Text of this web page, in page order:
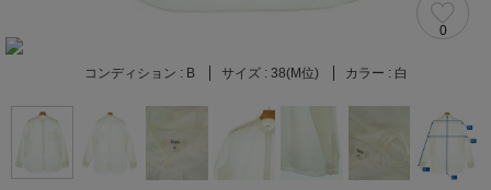
0
コンディション : B サイズ : 38(M位) カラー : 白